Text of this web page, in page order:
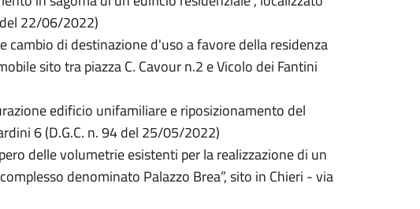
del 22/06/2022)
cambio di destinazione d'uso a favore della residenza
sito tra piazza C. Cavour n.2 e Vicolo dei Fantini
edificio unifamiliare e riposizionamento del
6 (D.G.C. n. 94 del 25/05/2022)
delle volumetrie esistenti per la realizzazione di un
denominato Palazzo Brea”, sito in Chieri - via